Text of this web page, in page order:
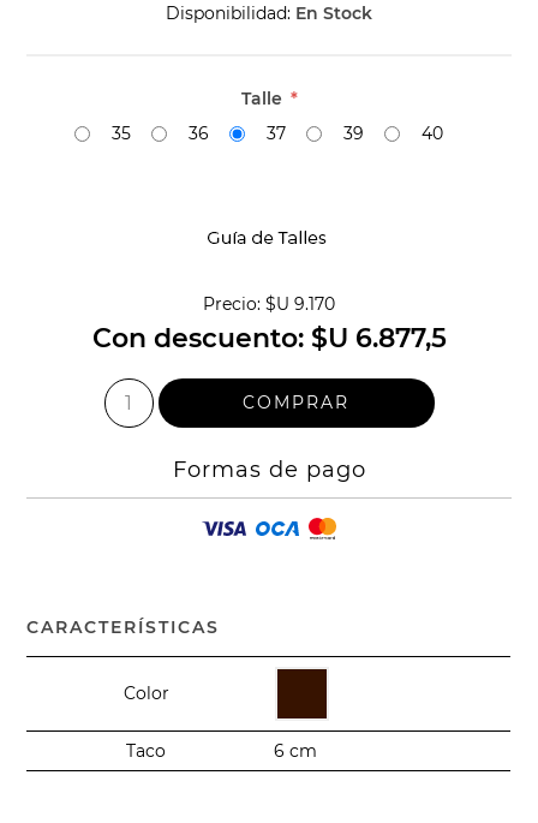
Disponibilidad: En Stock
Talle *
35
36 37 39 40
Precio: $U 9.170
Con descuento: $U 6.877,5
Formas de pago
CARACTERÍSTICAS
Color
Taco 6 cm